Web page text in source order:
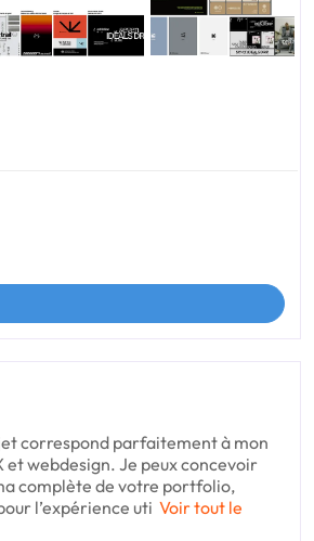
correspond parfaitement à mon
et webdesign. Je peux concevoir
complète de votre portfolio,
l’expérience uti Voir tout le